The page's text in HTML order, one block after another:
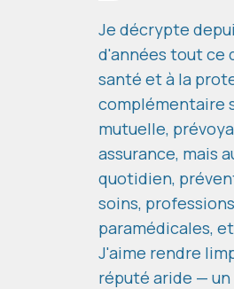
Je décrypte
d'années tout ce
santé et à la
complémentaire
mutuelle,
assurance, mais
quotidien,
soins,
paramédicales,
J'aime rendre
réputé aride —